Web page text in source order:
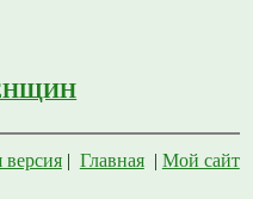
| Главная| Мой сайт